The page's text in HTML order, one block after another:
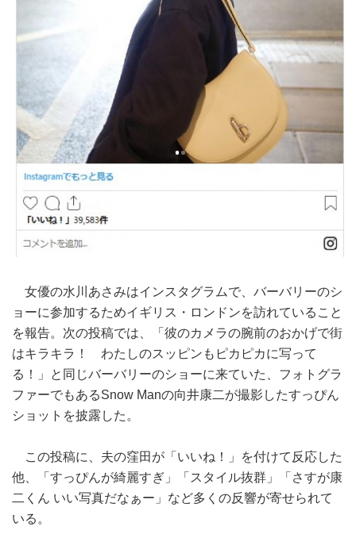
女優の水川あさみはインスタグラムで、バーバリーのシ
ョーに参加するためイギリス・ロンドンを訪れていること
を報告。次の投稿では、「彼のカメラの腕前のおかげで街
はキラキラ！ わたしのスッピンもピカピカに写って
る！」と同じバーバリーのショーに来ていた、フォトグラ
ファーでもあるSnow Manの向井康二が撮影したすっぴん
ショットを披露した。
この投稿に、夫の窪田が「いいね！」を付けて反応した
他、「すっぴんが綺麗すぎ」「スタイル抜群」「さすが康
二くん いい写真だなぁー」など多くの反響が寄せられて
いる。